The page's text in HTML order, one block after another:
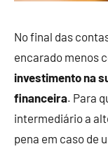
No final das
encarado menos
investimento na
financeira. Para
intermediário a
pena em caso de